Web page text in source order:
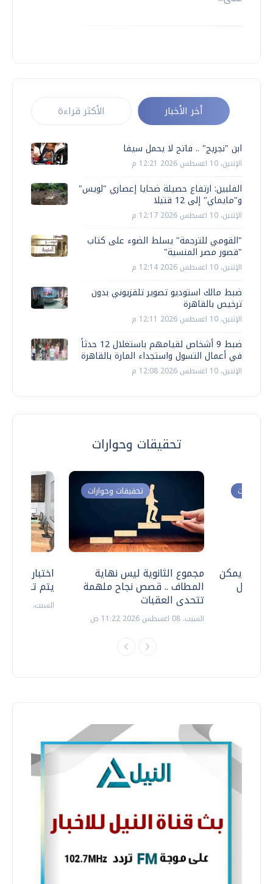
أخر الأخبار الأكثر قراءة
ابن "نجريج" .. فاتح لا يحمل سيفا
الإثنين، 10 اغسطس 2026 12:21 م
الفلبين: ارتفاع حصيلة ضحايا إعصاري "لويس"
و"مايماي" إلى 12 قتيلا
الإثنين، 10 اغسطس 2026 12:17 م
"القومي للترجمة" يسلط الضوء على كتاب
"قصور مصر المنسية"
الإثنين، 10 اغسطس 2026 12:14 م
ضبط مالك استوديو تصوير تلفزيوني بدون
ترخيص بالقاهرة
الإثنين، 10 اغسطس 2026 12:11 م
ضبط 9 أشخاص لقيامهم باستغلال 12 حدثاً
في أعمال التسول واستجداء المارة بالقاهرة
الإثنين، 10 اغسطس 2026 12:08 م
تحقيقات وحوارات
اختبارات
يتم
السبت، 18 يوليو 2026 09:22 ص
تحقيقات وحوارات
مجموع الثانوية ليس نهاية
المطاف .. قصص نجاح ملهمة
تتحدى العقبات
السبت، 08 اغسطس 2026 11:22 ص
وحوارات
.. هل يمكن
نتعامل